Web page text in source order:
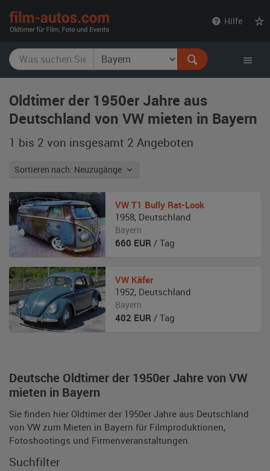
Hilfe
Oldtimer der 1950er Jahre aus
Deutschland von VW mieten in Bayern
1 bis 2 von insgesamt 2 Angeboten
Sortieren nach: Neuzugänge
Deutsche Oldtimer der 1950er Jahre von VW
mieten in Bayern
Sie finden hier Oldtimer der 1950er Jahre aus Deutschland
von VW zum Mieten in Bayern für Filmproduktionen,
Fotoshootings und Firmenveranstaltungen.
VW T1 Bully Rat-Look
1958, Deutschland
Bayern
660 EUR / Tag
VW Käfer
1952, Deutschland
Bayern
402 EUR / Tag
Suchfilter